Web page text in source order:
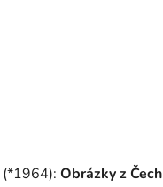
(*1964): Obrázky z Čech